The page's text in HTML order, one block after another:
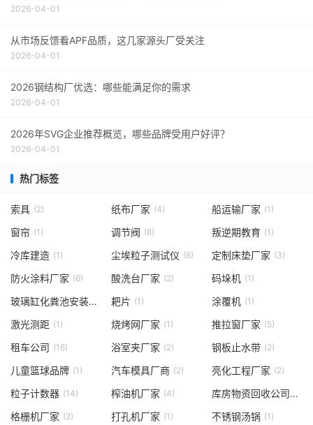
2026-04-01
从市场反馈看APF品质，这几家源头厂受关注
2026-04-01
2026钢结构厂优选：哪些能满足你的需求
2026-04-01
2026年SVG企业推荐概览，哪些品牌受用户好评？
2026-04-01
热门标签
索具 (2) 纸布厂家 (4) 船运输厂家 (1)
窗帘 (1) 调节阀 (8) 叛逆期教育 (1)
冷库建造 (1) 尘埃粒子测试仪 (6) 定制床垫厂家 (3)
防火涂料厂家 (6) 酸洗台厂家 (2) 码垛机 (1)
玻璃缸化粪池安装厂家 (1)
耙片 (1) 涂覆机 (1)
激光测距 (1) 烧烤网厂家 (1) 推拉窗厂家 (5)
租车公司 (16) 浴室夹厂家 (2) 钢板止水带 (2)
儿童篮球品牌 (1) 汽车模具厂商 (2) 亮化工程厂家 (2)
粒子计数器 (14) 榨油机厂家 (4) 库房物资回收公司
(1)
格栅机厂家 (2) 打孔机厂家 (1) 不锈钢汤锅 (1)